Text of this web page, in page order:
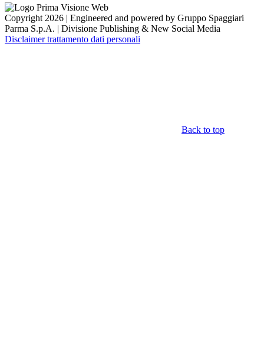
Copyright 2026 | Engineered and powered by Gruppo Spaggiari
Parma S.p.A. | Divisione Publishing & New Social Media
Disclaimer trattamento dati personali
Back to top